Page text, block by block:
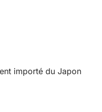
importé du Japon